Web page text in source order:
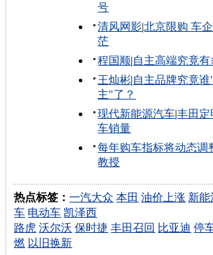
号
清风网影|北京限购 车
茫
程国顺|自主高端究竟有
王灿彬|自主品牌究竟谁
主"了？
现代新能源汽车|丰田定
车销量
每年购车指标将动态调
教授
热点标签：一汽大众 本田 油价上涨 新能
车 电动车 凯泽西
路虎 沃尔沃 保时捷 丰田召回 比亚迪 停
燃 以旧换新